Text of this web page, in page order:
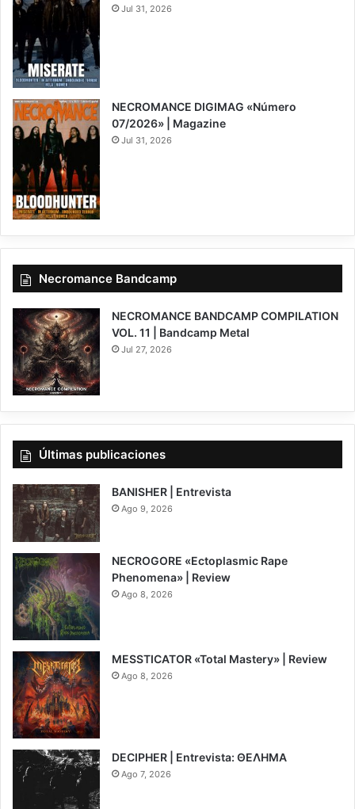
Jul 31, 2026
NECROMANCE DIGIMAG «Número
07/2026» | Magazine
Jul 31, 2026
Necromance Bandcamp
NECROMANCE BANDCAMP COMPILATION
VOL. 11 | Bandcamp Metal
Jul 27, 2026
Últimas publicaciones
BANISHER | Entrevista
Ago 9, 2026
NECROGORE «Ectoplasmic Rape
Phenomena» | Review
Ago 8, 2026
6.5
MESSTICATOR «Total Mastery» | Review
Ago 8, 2026
DECIPHER | Entrevista: ΘΕΛΗΜΑ
Ago 7, 2026